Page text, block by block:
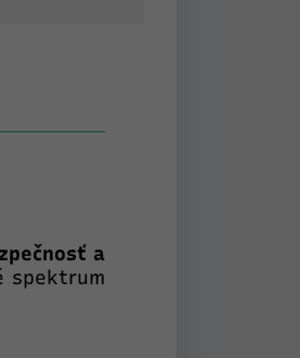
a
spektrum